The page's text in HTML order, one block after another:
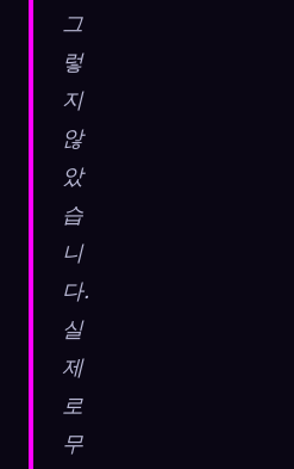
그
렇
지
않
았
습
니
다.
실
제
로
무